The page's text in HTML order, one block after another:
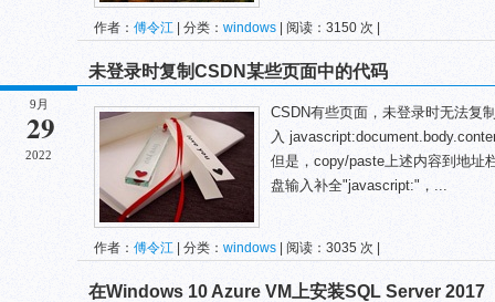
作者： 傅令江 | 分类： windows | 阅读：3150 次 |
9月
29
2022
未登录时复制CSDN某些页面中的代码
CSDN有些页面，未登录时无法复
入
但是，copy/paste上述内容到地址
盘输入补全"javascript:"，...
作者： 傅令江 | 分类： windows | 阅读：3035 次 |
在Windows 10 Azure VM上安装SQL Server 2017